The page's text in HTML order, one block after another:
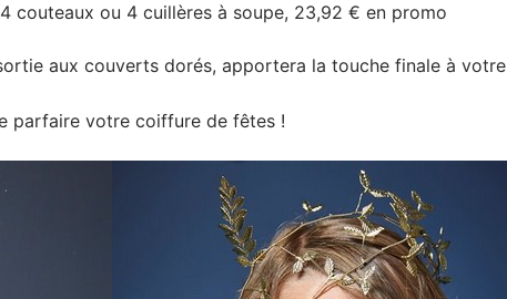
couteaux ou 4 cuillères à soupe, 23,92 € en promo
aux couverts dorés, apportera la touche finale à votre
parfaire votre coiffure de fêtes !